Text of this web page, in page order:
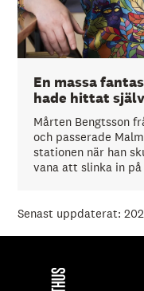
En massa
hade hittat själv
Mårten Bengtsson
och passerade
stationen när han
vana att slinka in
Senast uppdaterat: